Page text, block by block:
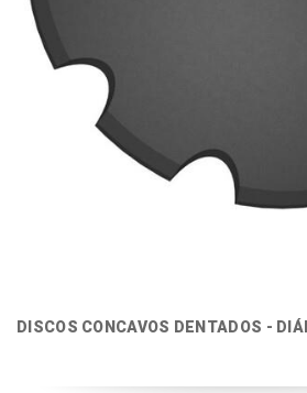
DISCOS CONCAVOS DENTADOS -